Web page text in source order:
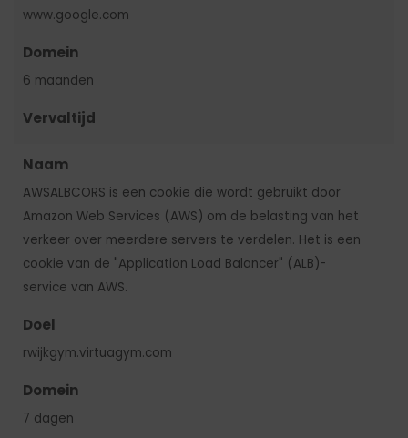
www.google.com
Domein
6 maanden
Vervaltijd
Naam
AWSALBCORS is een cookie die wordt gebruikt door
Amazon Web Services (AWS) om de belasting van het
verkeer over meerdere servers te verdelen. Het is een
cookie van de "Application Load Balancer" (ALB)-
service van AWS.
Doel
rwijkgym.virtuagym.com
Domein
7 dagen